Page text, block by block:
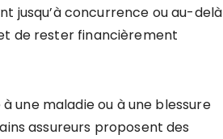
jusqu’à concurrence ou au-delà
de rester financièrement
une maladie ou à une blessure
assureurs proposent des